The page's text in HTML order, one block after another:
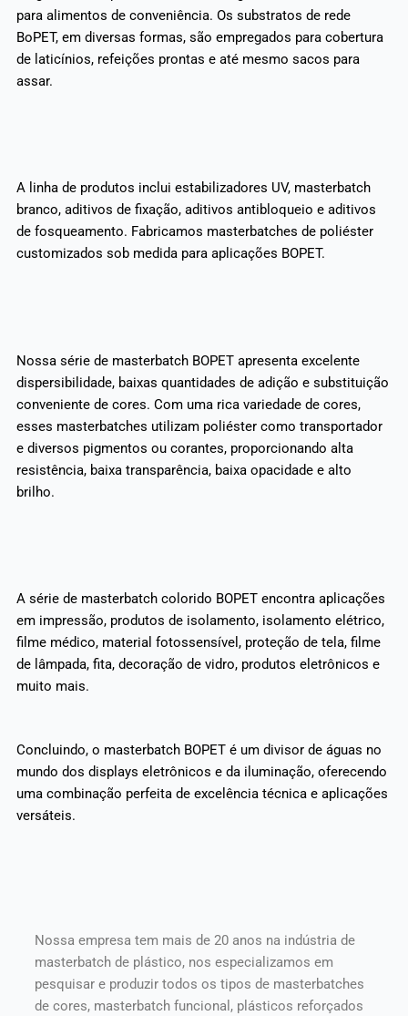
para alimentos de conveniência. Os substratos de rede
BoPET, em diversas formas, são empregados para cobertura
de laticínios, refeições prontas e até mesmo sacos para
assar.
A linha de produtos inclui estabilizadores UV, masterbatch
branco, aditivos de fixação, aditivos antibloqueio e aditivos
de fosqueamento. Fabricamos masterbatches de poliéster
customizados sob medida para aplicações BOPET.
Nossa série de masterbatch BOPET apresenta excelente
dispersibilidade, baixas quantidades de adição e substituição
conveniente de cores. Com uma rica variedade de cores,
esses masterbatches utilizam poliéster como transportador
e diversos pigmentos ou corantes, proporcionando alta
resistência, baixa transparência, baixa opacidade e alto
brilho.
A série de masterbatch colorido BOPET encontra aplicações
em impressão, produtos de isolamento, isolamento elétrico,
filme médico, material fotossensível, proteção de tela, filme
de lâmpada, fita, decoração de vidro, produtos eletrônicos e
muito mais.
Concluindo, o masterbatch BOPET é um divisor de águas no
mundo dos displays eletrônicos e da iluminação, oferecendo
uma combinação perfeita de excelência técnica e aplicações
versáteis.
Nossa empresa tem mais de 20 anos na indústria de
masterbatch de plástico, nos especializamos em
pesquisar e produzir todos os tipos de masterbatches
de cores, masterbatch funcional, plásticos reforçados